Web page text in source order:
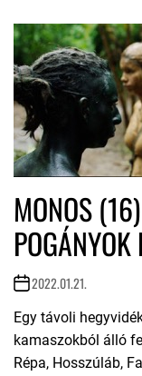
MONOS
2022.01.21.
Egy távoli
kamaszokból álló
Répa, Hosszúláb,